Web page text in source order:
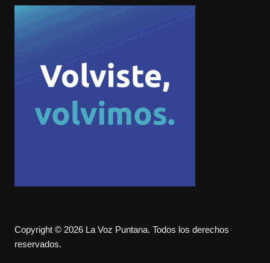
Copyright © 2026 La Voz Puntana. Todos los derechos
reservados.